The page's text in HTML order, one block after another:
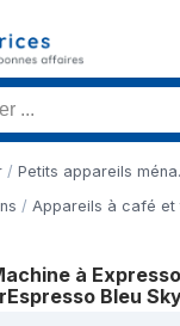
Appareils à café et
à
Bleu
de Illy Y3.3
Date